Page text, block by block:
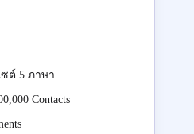
ต์ 5 ภาษา
Contacts